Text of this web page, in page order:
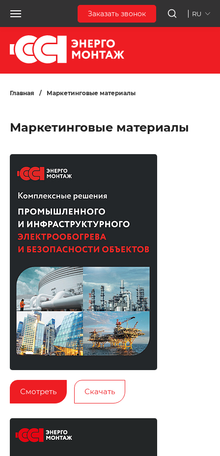
Заказать звонок RU
Главная / Маркетинговые материалы
Маркетинговые материалы
Смотреть Скачать